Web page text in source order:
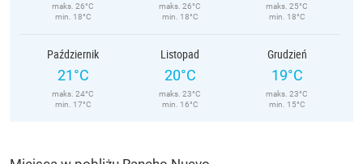
maks. 26°C
min. 18°C
maks. 26°C
min. 18°C
maks. 25°C
min. 18°C
Październik
21°C
maks. 24°C
min. 17°C
Listopad
20°C
maks. 23°C
min. 16°C
Grudzień
19°C
maks. 23°C
min. 15°C